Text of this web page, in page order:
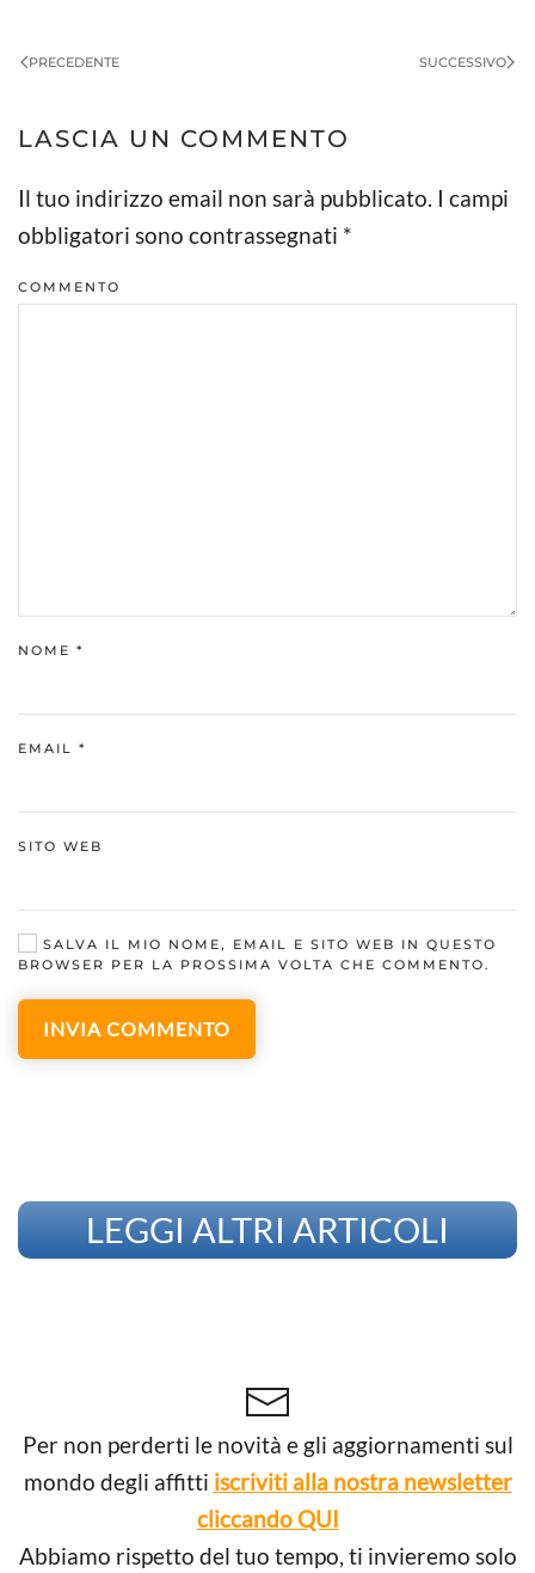
PRECEDENTE SUCCESSIVO
LASCIA UN COMMENTO
Il tuo indirizzo email non sarà pubblicato. I campi
obbligatori sono contrassegnati *
COMMENTO
NOME *
EMAIL *
SITO WEB
SALVA IL MIO NOME, EMAIL E SITO WEB IN QUESTO
BROWSER PER LA PROSSIMA VOLTA CHE COMMENTO.
INVIA COMMENTO
LEGGI ALTRI ARTICOLI
Per non perderti le novità e gli aggiornamenti sul
mondo degli affitti iscriviti alla nostra newsletter
cliccando QUI
Abbiamo rispetto del tuo tempo, ti invieremo solo